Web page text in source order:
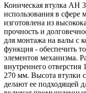
Коническая втулка AH
использования в сфере
изготовлена из
прочность и
для монтажа на валы с
функция - обеспечить
элементов механизма.
внутреннего
270 мм. Высота втулки
делают ее подходящей